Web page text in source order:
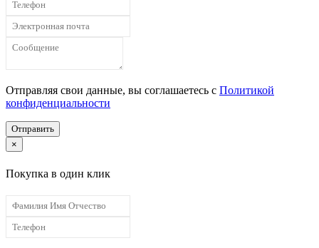
Отправляя свои данные, вы соглашаетесь с Политикой
конфиденциальности
Отправить
×
Покупка в один клик